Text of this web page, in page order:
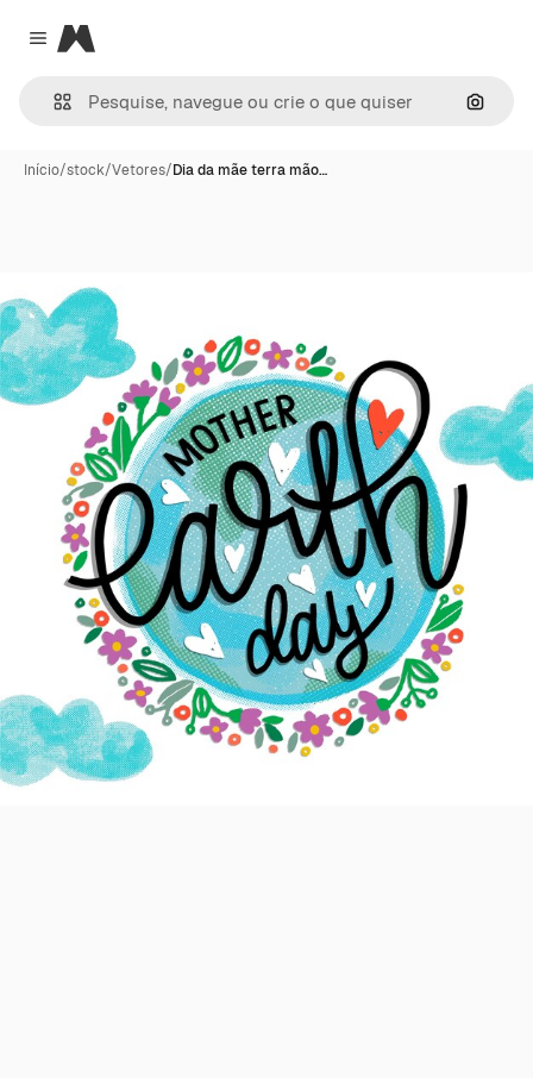
Close menu
Magnific
Início/stock/Vetores/Dia da mãe terra mão…